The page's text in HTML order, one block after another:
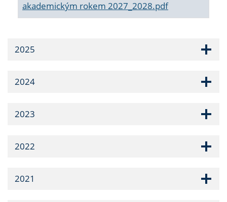
akademickým rokem 2027_2028.pdf
2025
2024
2023
2022
2021